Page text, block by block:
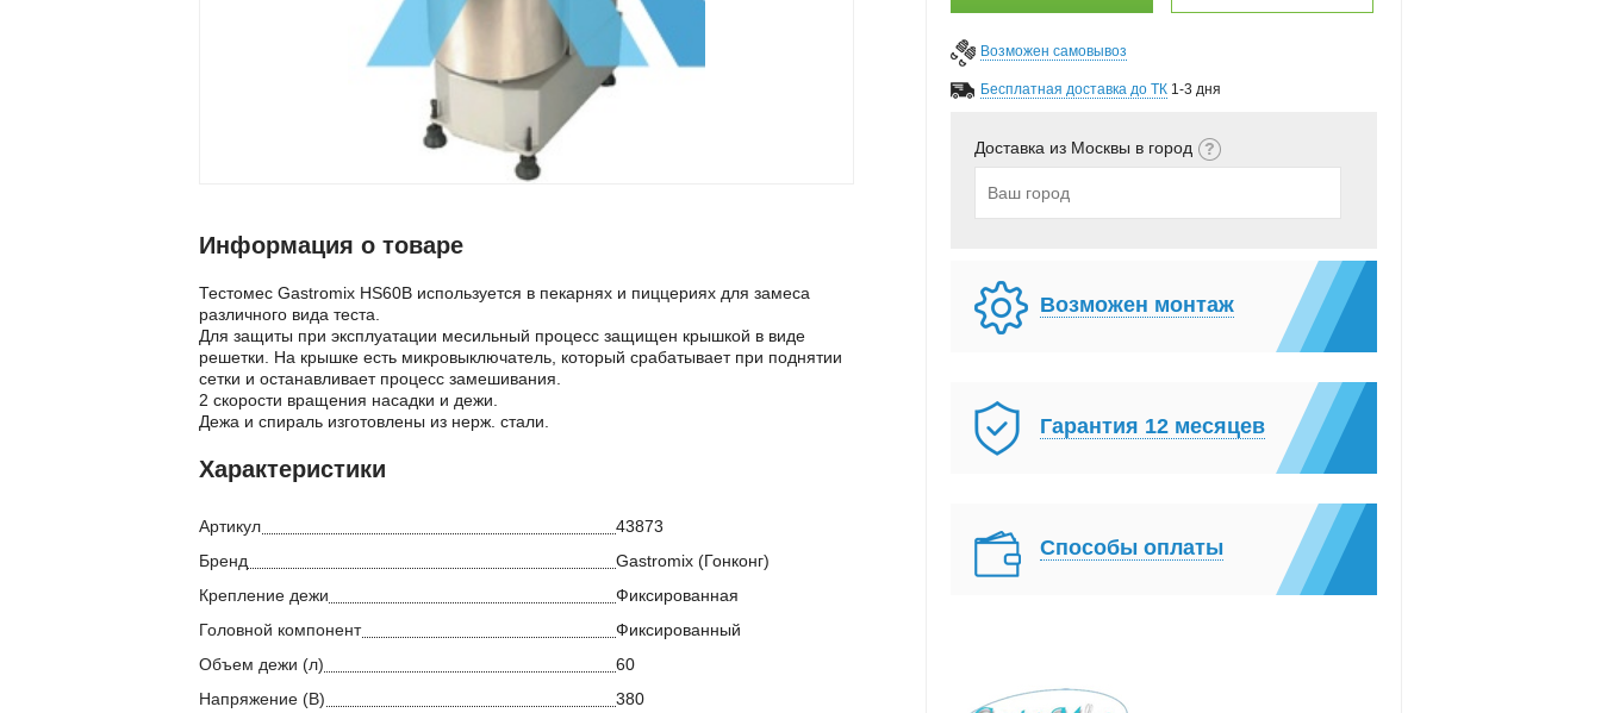
Возможен самовывоз
Бесплатная доставка до ТК 1-3 дня
Доставка из Москвы в город
Возможен монтаж
Гарантия 12 месяцев
Способы оплаты
Информация о товаре
Тестомес Gastromix HS60В используется в пекарнях и пиццериях для замеса
различного вида теста.
Для защиты при эксплуатации месильный процесс защищен крышкой в виде
решетки. На крышке есть микровыключатель, который срабатывает при поднятии
сетки и останавливает процесс замешивания.
2 скорости вращения насадки и дежи.
Дежа и спираль изготовлены из нерж. стали.
Характеристики
Артикул
43873
Бренд
Gastromix (Гонконг)
Крепление дежи
Фиксированная
Головной компонент
Фиксированный
Объем дежи (л)
60
Напряжение (В)
380